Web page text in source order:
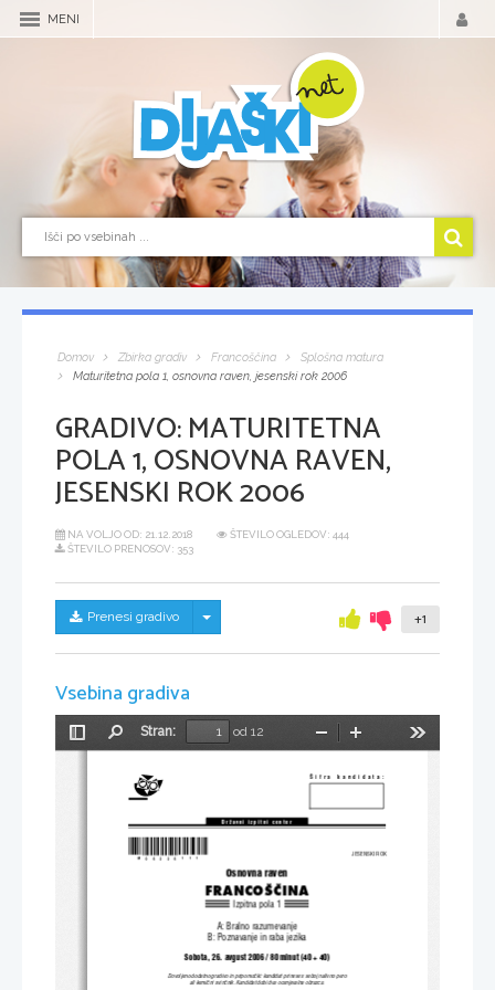
MENI
Domov Zbirka gradiv Francoščina
Splošna matura
Maturitetna pola 1, osnovna raven, jesenski rok 2006
GRADIVO:MATURITETNA
POLA 1, OSNOVNA RAVEN,
JESENSKI ROK 2006
NA VOLJO OD: 21.12.2018
ŠTEVILO OGLEDOV: 444
ŠTEVILO PRENOSOV: 353
Prenesi gradivo Skrij/prikaži meni +1
Vsebina gradiva
Preklopi
Stran:
od 12
Pomanjšaj
[ifra  kandidata:
Dr`avni izpitni center
JESENSKI ROK
Osnovna raven
FRANCO[^INA
Izpitna pola 1
A: Bralno razumevanje
B: Poznavanje in raba jezika
Sobota, 26. avgust 2006 / 80 minut (40 + 40)
Dovoljeno dodatno gradivo in pripomo~ki: kandidat prinese s seboj nalivno pero
ali kemi~ni svin~nik. Kandidat dobi dva ocenjevalna obrazca.